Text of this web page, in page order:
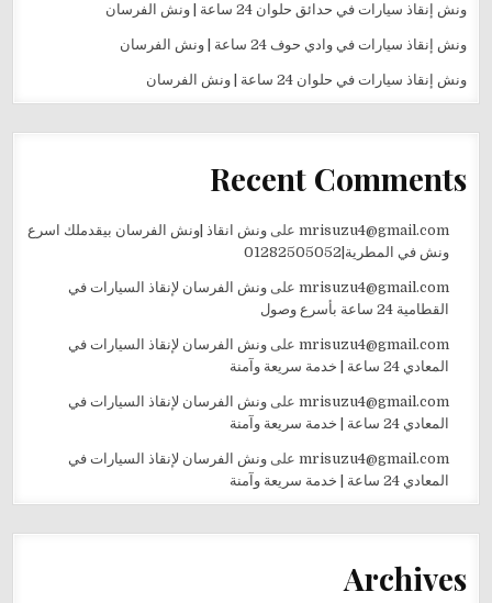
ونش إنقاذ سيارات في حدائق حلوان 24 ساعة | ونش الفرسان
ونش إنقاذ سيارات في وادي حوف 24 ساعة | ونش الفرسان
ونش إنقاذ سيارات في حلوان 24 ساعة | ونش الفرسان
Recent Comments
mrisuzu4@gmail.comعلى ونش انقاذ |ونش الفرسان بيقدملك اسرع
ونش في المطرية|01282505052
mrisuzu4@gmail.comعلى ونش الفرسان لإنقاذ السيارات في
القطامية 24 ساعة بأسرع وصول
mrisuzu4@gmail.comعلى ونش الفرسان لإنقاذ السيارات في
المعادي 24 ساعة | خدمة سريعة وآمنة
mrisuzu4@gmail.comعلى ونش الفرسان لإنقاذ السيارات في
المعادي 24 ساعة | خدمة سريعة وآمنة
mrisuzu4@gmail.comعلى ونش الفرسان لإنقاذ السيارات في
المعادي 24 ساعة | خدمة سريعة وآمنة
Archives